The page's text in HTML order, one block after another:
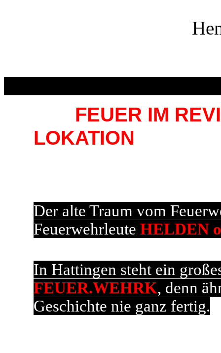
FEUER IM
LOKATION
Der alte Traum vom
Feuerwehrleute HELDEN
In Hattingen steht ein
FEUER.WEHRK, denn
Geschichte nie ganz fertig.